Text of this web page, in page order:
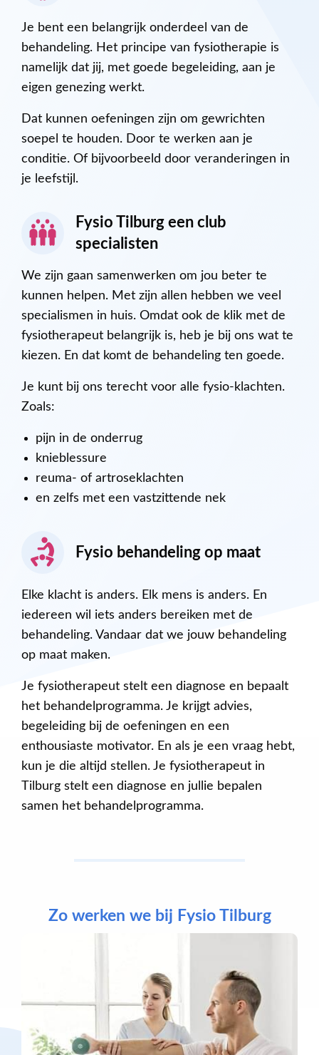
Je bent een belangrijk onderdeel van de
behandeling. Het principe van fysiotherapie is
namelijk dat jij, met goede begeleiding, aan je
eigen genezing werkt.
Dat kunnen oefeningen zijn om gewrichten
soepel te houden. Door te werken aan je
conditie. Of bijvoorbeeld door veranderingen in
je leefstijl.
Fysio Tilburg een club
specialisten
We zijn gaan samenwerken om jou beter te
kunnen helpen. Met zijn allen hebben we veel
specialismen in huis. Omdat ook de klik met de
fysiotherapeut belangrijk is, heb je bij ons wat te
kiezen. En dat komt de behandeling ten goede.
Je kunt bij ons terecht voor alle fysio-klachten.
Zoals:
pijn in de onderrug
knieblessure
reuma- of artroseklachten
en zelfs met een vastzittende nek
Fysio behandeling op maat
Elke klacht is anders. Elk mens is anders. En
iedereen wil iets anders bereiken met de
behandeling. Vandaar dat we jouw behandeling
op maat maken.
Je fysiotherapeut stelt een diagnose en bepaalt
het behandelprogramma. Je krijgt advies,
begeleiding bij de oefeningen en een
enthousiaste motivator. En als je een vraag hebt,
kun je die altijd stellen. Je fysiotherapeut in
Tilburg stelt een diagnose en jullie bepalen
samen het behandelprogramma.
Zo werken we bij Fysio Tilburg